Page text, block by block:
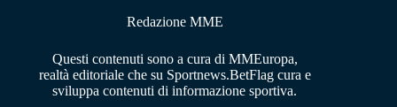
Redazione MME
Questi contenuti sono a cura di MMEuropa,
realtà editoriale che su Sportnews.BetFlag cura e
sviluppa contenuti di informazione sportiva.